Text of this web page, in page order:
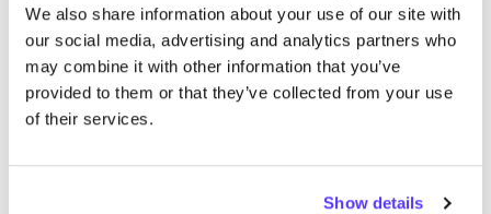
We also share information about your use of our site with
our social media, advertising and analytics partners who
may combine it with other information that you’ve
provided to them or that they’ve collected from your use
of their services.
Show details
Anna Rosa Moschouti
Kloosterstraat 51, Antwerpen